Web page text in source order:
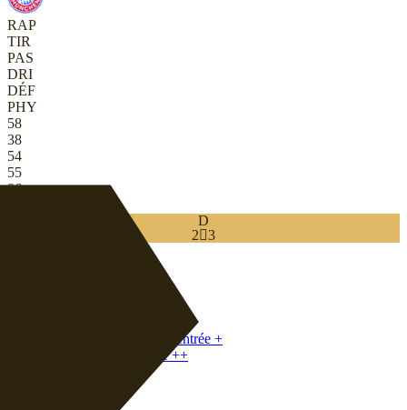
RAP
TIR
PAS
DRI
DÉF
PHY
58
38
54
55
86
D
23
Défenseuse centrale excentrée +
Défenseuse relanceuse ++